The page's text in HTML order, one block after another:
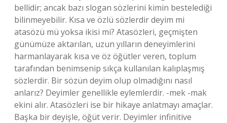
bellidir; ancak bazı slogan sözlerini kimin bestelediği
bilinmeyebilir. Kısa ve özlü sözlerdir deyim mi
atasözü mü yoksa ikisi mi? Atasözleri, geçmişten
günümüze aktarılan, uzun yılların deneyimlerini
harmanlayarak kısa ve öz öğütler veren, toplum
tarafından benimsenip sıkça kullanılan kalıplaşmış
sözlerdir. Bir sözün deyim olup olmadığını nasıl
anlarız? Deyimler genellikle eylemlerdir. -mek -mak
ekini alır. Atasözleri ise bir hikaye anlatmayı amaçlar.
Başka bir deyişle, öğüt verir. Deyimler infinitive